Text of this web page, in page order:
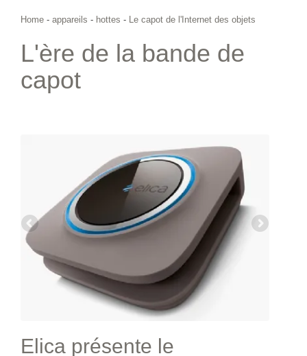
Home - appareils - hottes - Le capot de l'Internet des objets
L'ère de la bande de
capot
Elica présente le